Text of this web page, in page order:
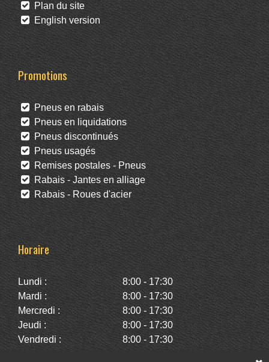
Plan du site
English version
Promotions
Pneus en rabais
Pneus en liquidations
Pneus discontinués
Pneus usagés
Remises postales - Pneus
Rabais - Jantes en alliage
Rabais - Roues d'acier
Horaire
Lundi :
8:00 - 17:30
Mardi :
8:00 - 17:30
Mercredi :
8:00 - 17:30
Jeudi :
8:00 - 17:30
Vendredi :
8:00 - 17:30